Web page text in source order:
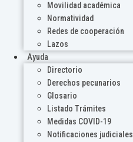
Movilidad académica
Normatividad
Redes de cooperación
Lazos
Ayuda
Directorio
Derechos pecunarios
Glosario
Listado Trámites
Medidas COVID-19
Notificaciones judiciales